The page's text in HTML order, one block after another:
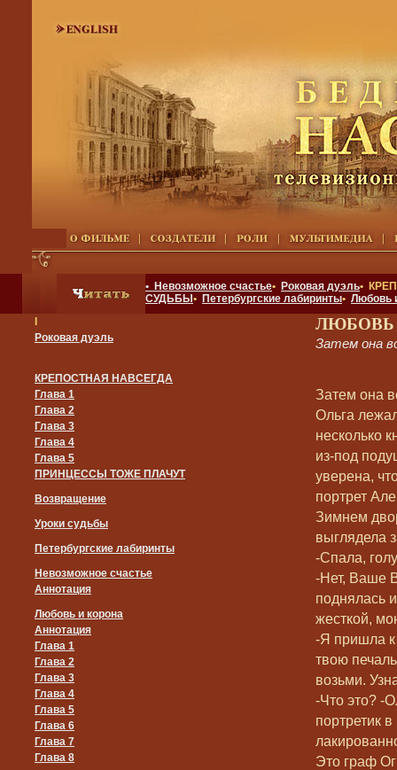
• Невозможное счастье• Роковая дуэль•
СУДЬБЫ • Петербургские лабиринты• Любовь
Роковая дуэль
КРЕПОСТНАЯ НАВСЕГДА
Глава 1
Глава 2
Глава 3
Глава 4
Глава 5
ПРИНЦЕССЫ ТОЖЕ ПЛАЧУТ
Возвращение
Уроки судьбы
Петербургские лабиринты
Невозможное счастье
Аннотация
Любовь и корона
Аннотация
Глава 1
Глава 2
Глава 3
Глава 4
Глава 5
Глава 6
Глава 7
Глава 8
ЛЮБОВЬ
Затем она
Затем она
Ольга
несколько
из-под
уверена,
портрет
Зимнем
выглядела
-Спала,
-Нет, Ваше
поднялась
жесткой,
-Я пришла к
твою
возьми.
-Что это? -
портретик в
Это граф